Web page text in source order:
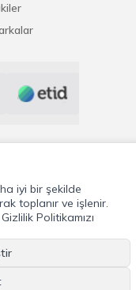
iyi bir şekilde
toplanır ve işlenir.
Politikamızı